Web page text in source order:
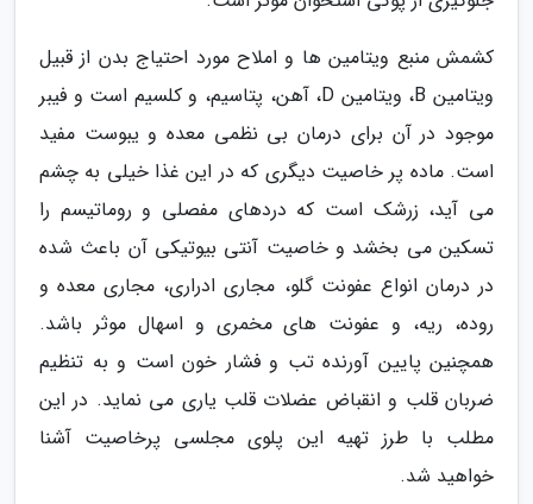
کشمش منبع ویتامین ها و املاح مورد احتیاج بدن از قبیل
ویتامین B، ویتامین D، آهن، پتاسیم، و کلسیم است و فیبر
موجود در آن برای درمان بی نظمی معده و یبوست مفید
است. ماده پر خاصیت دیگری که در این غذا خیلی به چشم
می آید، زرشک است که دردهای مفصلی و روماتیسم را
تسکین می بخشد و خاصیت آنتی بیوتیکی آن باعث شده
در درمان انواع عفونت گلو، مجاری ادراری، مجاری معده و
روده، ریه، و عفونت های مخمری و اسهال موثر باشد.
همچنین پایین آورنده تب و فشار خون است و به تنظیم
ضربان قلب و انقباض عضلات قلب یاری می نماید. در این
مطلب با طرز تهیه این پلوی مجلسی پرخاصیت آشنا
خواهید شد.